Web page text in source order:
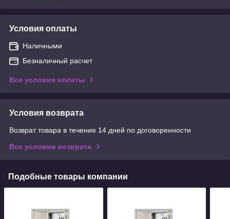
Условия оплаты
Наличными
Безналичный расчет
Все условия оплаты
Условия возврата
Возврат товара в течение 14 дней по договоренности
Все условия возврата
Подобные товары компании